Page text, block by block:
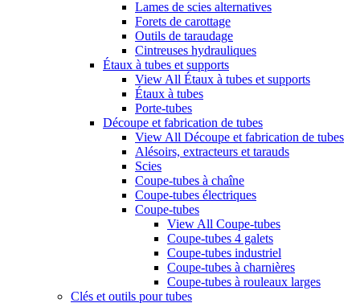
Lames de scies alternatives
Forets de carottage
Outils de taraudage
Cintreuses hydrauliques
Étaux à tubes et supports
View All Étaux à tubes et supports
Étaux à tubes
Porte-tubes
Découpe et fabrication de tubes
View All Découpe et fabrication de tubes
Alésoirs, extracteurs et tarauds
Scies
Coupe-tubes à chaîne
Coupe-tubes électriques
Coupe-tubes
View All Coupe-tubes
Coupe-tubes 4 galets
Coupe-tubes industriel
Coupe-tubes à charnières
Coupe-tubes à rouleaux larges
Clés et outils pour tubes